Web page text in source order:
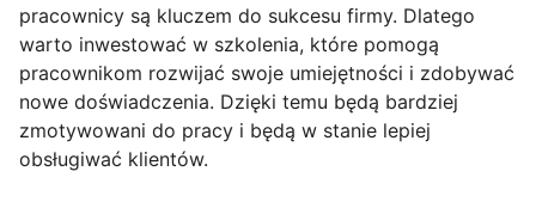
pracownicy są kluczem do sukcesu firmy. Dlatego
warto inwestować w szkolenia, które pomogą
pracownikom rozwijać swoje umiejętności i zdobywać
nowe doświadczenia. Dzięki temu będą bardziej
zmotywowani do pracy i będą w stanie lepiej
obsługiwać klientów.